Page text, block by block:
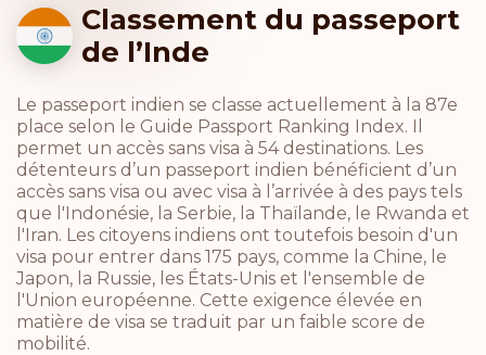
Classement du passeport
de l’Inde
Le passeport indien se classe actuellement à la 87e
place selon le Guide Passport Ranking Index. Il
permet un accès sans visa à 54 destinations. Les
détenteurs d’un passeport indien bénéficient d’un
accès sans visa ou avec visa à l’arrivée à des pays tels
que l'Indonésie, la Serbie, la Thaïlande, le Rwanda et
l'Iran. Les citoyens indiens ont toutefois besoin d'un
visa pour entrer dans 175 pays, comme la Chine, le
Japon, la Russie, les États-Unis et l'ensemble de
l'Union européenne. Cette exigence élevée en
matière de visa se traduit par un faible score de
mobilité.